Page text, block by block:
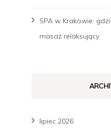
SPA w Krakowie:
masaż relaksujący
lipiec 2026